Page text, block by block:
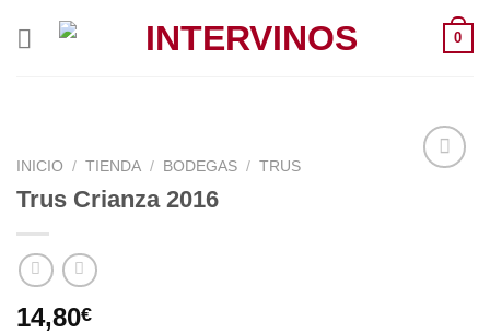
0
INICIO / TIENDA / BODEGAS / TRUS
Trus Crianza 2016
14,80€